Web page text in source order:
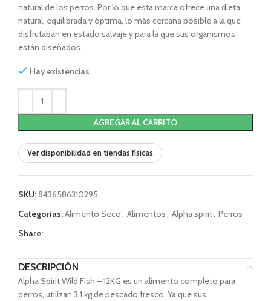
natural de los perros.Por lo que esta marca ofrece una dieta
natural, equilibrada y óptima, lo más cercana posible a la que
disfrutaban en estado salvaje y para la que sus organismos
están diseñados.
Hay existencias
AGREGAR AL CARRITO
Ver disponibilidad en tiendas físicas
SKU:8436586310295
Categorías:Alimento Seco, Alimentos, Alpha spirit, Perros
Share:
DESCRIPCIÓN
Alpha Spirit Wild Fish – 12KG es un alimento completo para
perros, utilizan 3,1 kg de pescado fresco. Ya que sus